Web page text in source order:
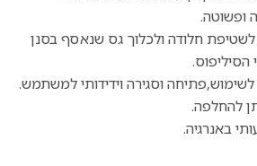
ופשוטה.
לשטיפת חלודה ולכלוך גס שנאסף בסנן
הסיליפוס.
וסגירה וידידותי למשתמש.
להחלפה.
באנרגיה.